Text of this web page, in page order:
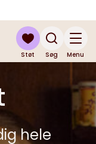
Søg
Støt Menu
hele